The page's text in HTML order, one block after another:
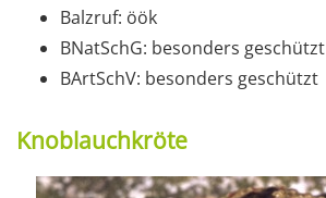
Balzruf: öök
BNatSchG: besonders geschützt
BArtSchV: besonders geschützt
Knoblauchkröte